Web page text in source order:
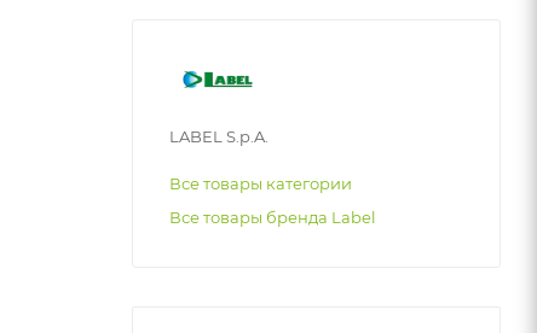
LABEL S.p.A.
Все товары категории
Все товары бренда Label